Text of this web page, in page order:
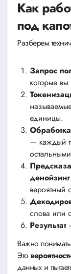
Как
под
Разберем
Запрос
которые вы
единицы.
— каждый
денойзинг
вероятный
слова или
Результат
Важно
Это
данных и